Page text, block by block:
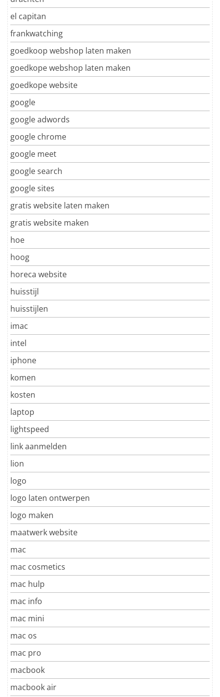
el capitan
frankwatching
goedkoop webshop laten maken
goedkope webshop laten maken
goedkope website
google
google adwords
google chrome
google meet
google search
google sites
gratis website laten maken
gratis website maken
hoe
hoog
horeca website
huisstijl
huisstijlen
imac
intel
iphone
komen
kosten
laptop
lightspeed
link aanmelden
lion
logo
logo laten ontwerpen
logo maken
maatwerk website
mac
mac cosmetics
mac hulp
mac info
mac mini
mac os
mac pro
macbook
macbook air